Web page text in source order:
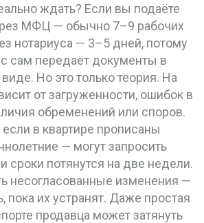
ждать? Если вы подаёте
МФЦ — обычно 7–9 рабочих
нотариуса — 3–5 дней, потому
сам передаёт документы в
Но это только теория. На
от загруженности, ошибок в
обременений или споров.
в квартире прописаны
— могут запросить
сроки потянутся на две недели.
несогласованные изменения —
пока их устранят. Даже простая
продавца может затянуть